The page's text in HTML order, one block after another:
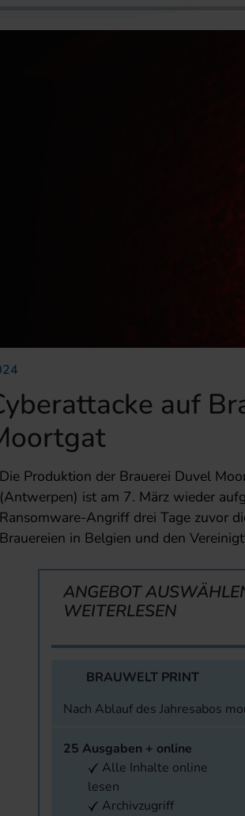
auf
Die Produktion der Brauerei Duvel
(Antwerpen) ist am 7. März wieder
Ransomware-Angriff drei Tage zuvor
Brauereien in Belgien und den
ANGEBOT
WEITERLESEN
BRAUWELT PRINT
Nach Ablauf des Jahresabos
25 Ausgaben + online
Alle Inhalte online
lesen
Archivzugriff